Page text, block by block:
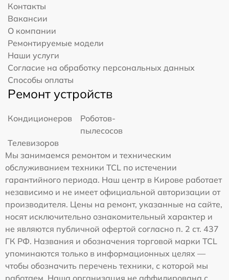
Контакты
Вакансии
О компании
Ремонтируемые модели
Наши услуги
Согласие на обработку персональных данных
Способы оплаты
Ремонт устройств
Кондиционеров
Роботов-
пылесосов
Телевизоров
Мы занимаемся ремонтом и техническим
обслуживанием техники TCL по истечении
гарантийного периода. Наш центр в Кирове работает
независимо и не имеет официальной авторизации от
производителя. Цены на ремонт, указанные на сайте,
носят исключительно ознакомительный характер и
не являются публичной офертой согласно п. 2 ст. 437
ГК РФ. Названия и обозначения торговой марки TCL
упоминаются только в информационных целях —
чтобы обозначить перечень техники, с которой мы